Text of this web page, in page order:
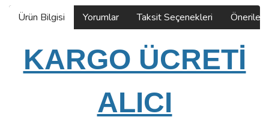
Ürün Bilgisi Yorumlar Taksit Seçenekleri
KARGO ÜCRETİ
ALICI